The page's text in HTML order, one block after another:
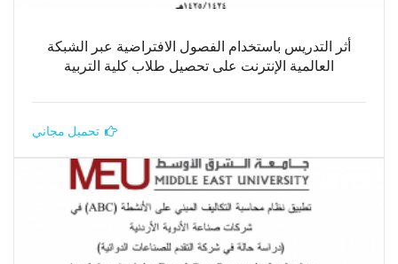
أثر التدريس باستخدام الفصول الافتراضية عبر الشبكة
العالمية الإنترنت على تحصيل طلاب كلية التربية
تحميل مجاني